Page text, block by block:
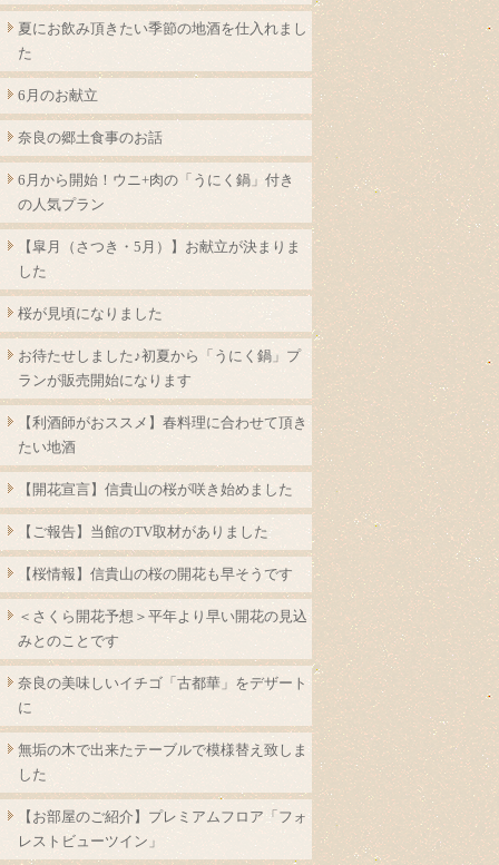
夏にお飲み頂きたい季節の地酒を仕入れまし
た
6月のお献立
奈良の郷土食事のお話
6月から開始！ウニ+肉の「うにく鍋」付き
の人気プラン
【皐月（さつき・5月）】お献立が決まりま
した
桜が見頃になりました
お待たせしました♪初夏から「うにく鍋」プ
ランが販売開始になります
【利酒師がおススメ】春料理に合わせて頂き
たい地酒
【開花宣言】信貴山の桜が咲き始めました
【ご報告】当館のTV取材がありました
【桜情報】信貴山の桜の開花も早そうです
＜さくら開花予想＞平年より早い開花の見込
みとのことです
奈良の美味しいイチゴ「古都華」をデザート
に
無垢の木で出来たテーブルで模様替え致しま
した
【お部屋のご紹介】プレミアムフロア「フォ
レストビューツイン」